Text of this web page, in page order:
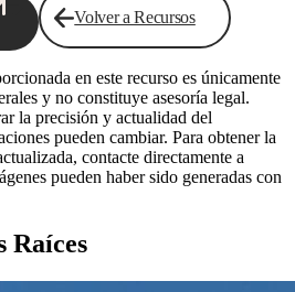
Volver a Recursos
en este recurso es únicamente
y no constituye asesoría legal.
la precisión y actualidad del
pueden cambiar. Para obtener la
contacte directamente a
pueden haber sido generadas con
Raíces